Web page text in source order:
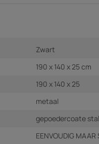
Zwart
190 x 140 x 25 cm
190 x 140 x 25
metaal
gepoedercoate
EENVOUDIG